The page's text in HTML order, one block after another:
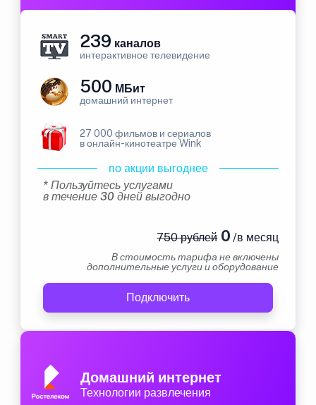
239 каналов
интерактивное телевидение
500 МБит
домашний интернет
27 000 фильмов и сериалов
в онлайн-кинотеатре Wink
по акции выгоднее
* Пользуйтесь услугами
в течение 30 дней выгодно
750 рублей0 /в месяц
В стоимость тарифа не включены
дополнительные услуги и оборудование
Подключить
Домашний интернет
Технологии развлечения